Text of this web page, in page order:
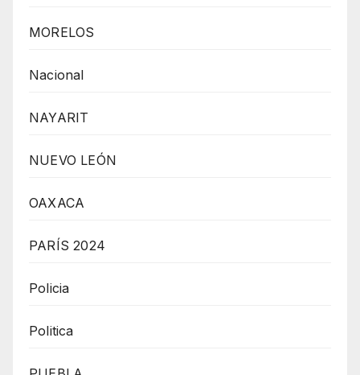
MORELOS
Nacional
NAYARIT
NUEVO LEÓN
OAXACA
PARÍS 2024
Policia
Politica